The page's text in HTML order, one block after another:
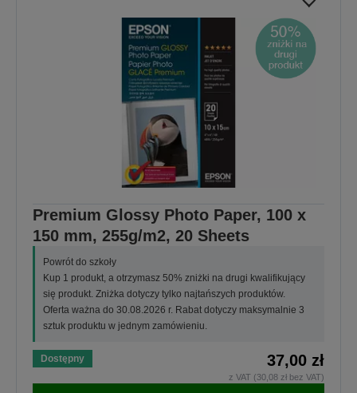
Premium Glossy Photo Paper, 100 x
150 mm, 255g/m2, 20 Sheets
Powrót do szkoły
Kup 1 produkt, a otrzymasz 50% zniżki na drugi kwalifikujący
się produkt. Zniżka dotyczy tylko najtańszych produktów.
Oferta ważna do 30.08.2026 r. Rabat dotyczy maksymalnie 3
sztuk produktu w jednym zamówieniu.
Dostępny 37,00 zł
z VAT (30,08 zł bez VAT)